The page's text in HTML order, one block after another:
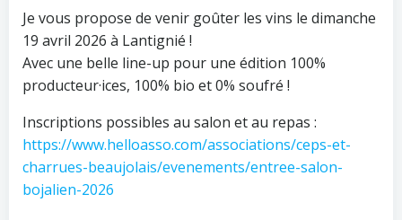
Je vous propose de venir goûter les vins le dimanche
19 avril 2026 à Lantignié !
Avec une belle line-up pour une édition 100%
producteur·ices, 100% bio et 0% soufré !
Inscriptions possibles au salon et au repas :
https://www.helloasso.com/associations/ceps-et-
charrues-beaujolais/evenements/entree-salon-
bojalien-2026